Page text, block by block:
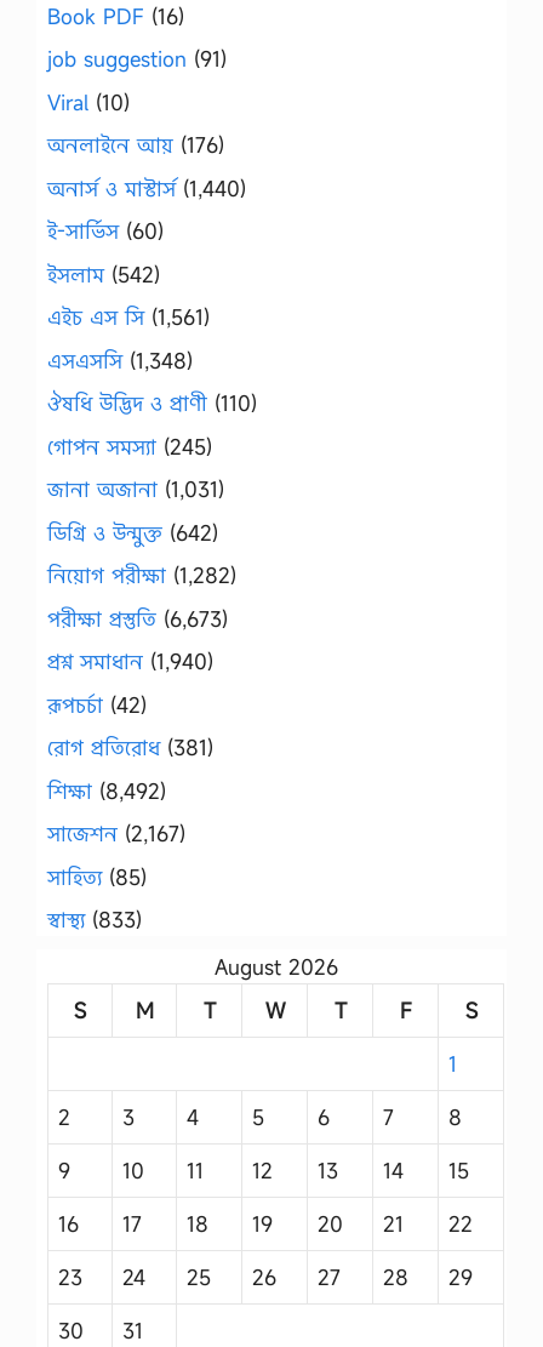
Book PDF (16)
job suggestion (91)
Viral (10)
অনলাইনে আয় (176)
অনার্স ও মাস্টার্স(1,440)
ই-সার্ভিস(60)
ইসলাম(542)
এইচ এস সি(1,561)
এসএসসি(1,348)
ঔষধি উদ্ভিদ ও প্রাণী (110)
গোপন সমস্যা (245)
জানা অজানা (1,031)
ডিগ্রি ও উন্মুক্ত (642)
নিয়োগ পরীক্ষা (1,282)
পরীক্ষা প্রস্তুতি (6,673)
প্রশ্ন সমাধান (1,940)
রূপচর্চা (42)
রোগ প্রতিরোধ(381)
শিক্ষা (8,492)
সাজেশন (2,167)
সাহিত্য(85)
স্বাস্থ্য(833)
August 2026
S
M T W T F
S
1
2
3 4 5 6 7
8
9
10 11 12 13 14
15
16
17 18 19 20 21
22
23
24 25 26 27 28
29
30
31